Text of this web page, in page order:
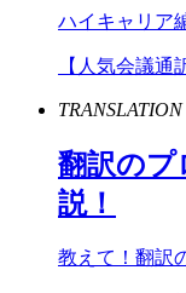
ハイキャリア
【人気会議通
TRANSLATION
翻訳のプ
説！
教えて！翻訳